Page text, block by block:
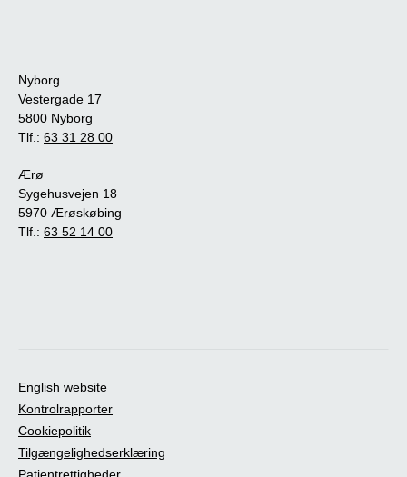
Nyborg
Vestergade 17
5800 Nyborg
Tlf.: 63 31 28 00
Ærø
Sygehusvejen 18
5970 Ærøskøbing
Tlf.: 63 52 14 00
English website
Kontrolrapporter
Cookiepolitik
Tilgængelighedserklæring